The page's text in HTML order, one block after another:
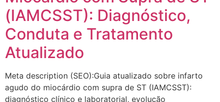
(IAMCSST): Diagnóstico,
Conduta e Tratamento
Atualizado
Meta description (SEO):Guia atualizado sobre infarto
agudo do miocárdio com supra de ST (IAMCSST):
diagnóstico clínico e laboratorial, evolução